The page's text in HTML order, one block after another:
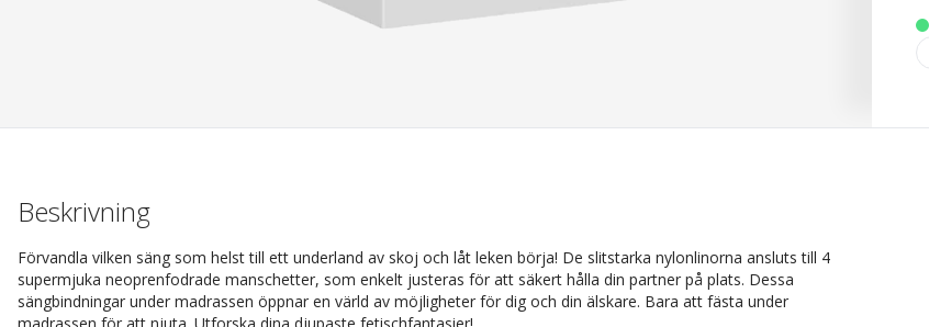
Beskrivning
Förvandla vilken säng som helst till ett underland av skoj och låt leken börja! De slitstarka nylonlinorna ansluts till 4
supermjuka neoprenfodrade manschetter, som enkelt justeras för att säkert hålla din partner på plats. Dessa
sängbindningar under madrassen öppnar en värld av möjligheter för dig och din älskare. Bara att fästa under